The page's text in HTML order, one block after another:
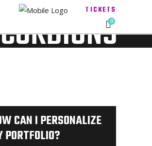
TICKETS
0
CAN I PERSONALIZE
PORTFOLIO?